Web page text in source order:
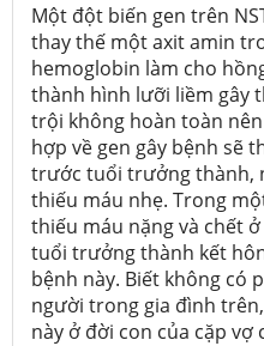
Một đột biến gen trên
thay thế một axit amin
hemoglobin làm cho
thành hình lưỡi liềm gây
trội không hoàn toàn
hợp về gen gây bệnh sẽ
trước tuổi trưởng thành,
thiếu máu nhẹ. Trong
thiếu máu nặng và chết
tuổi trưởng thành kết
bệnh này. Biết không có
người trong gia đình
này ở đời con của cặp